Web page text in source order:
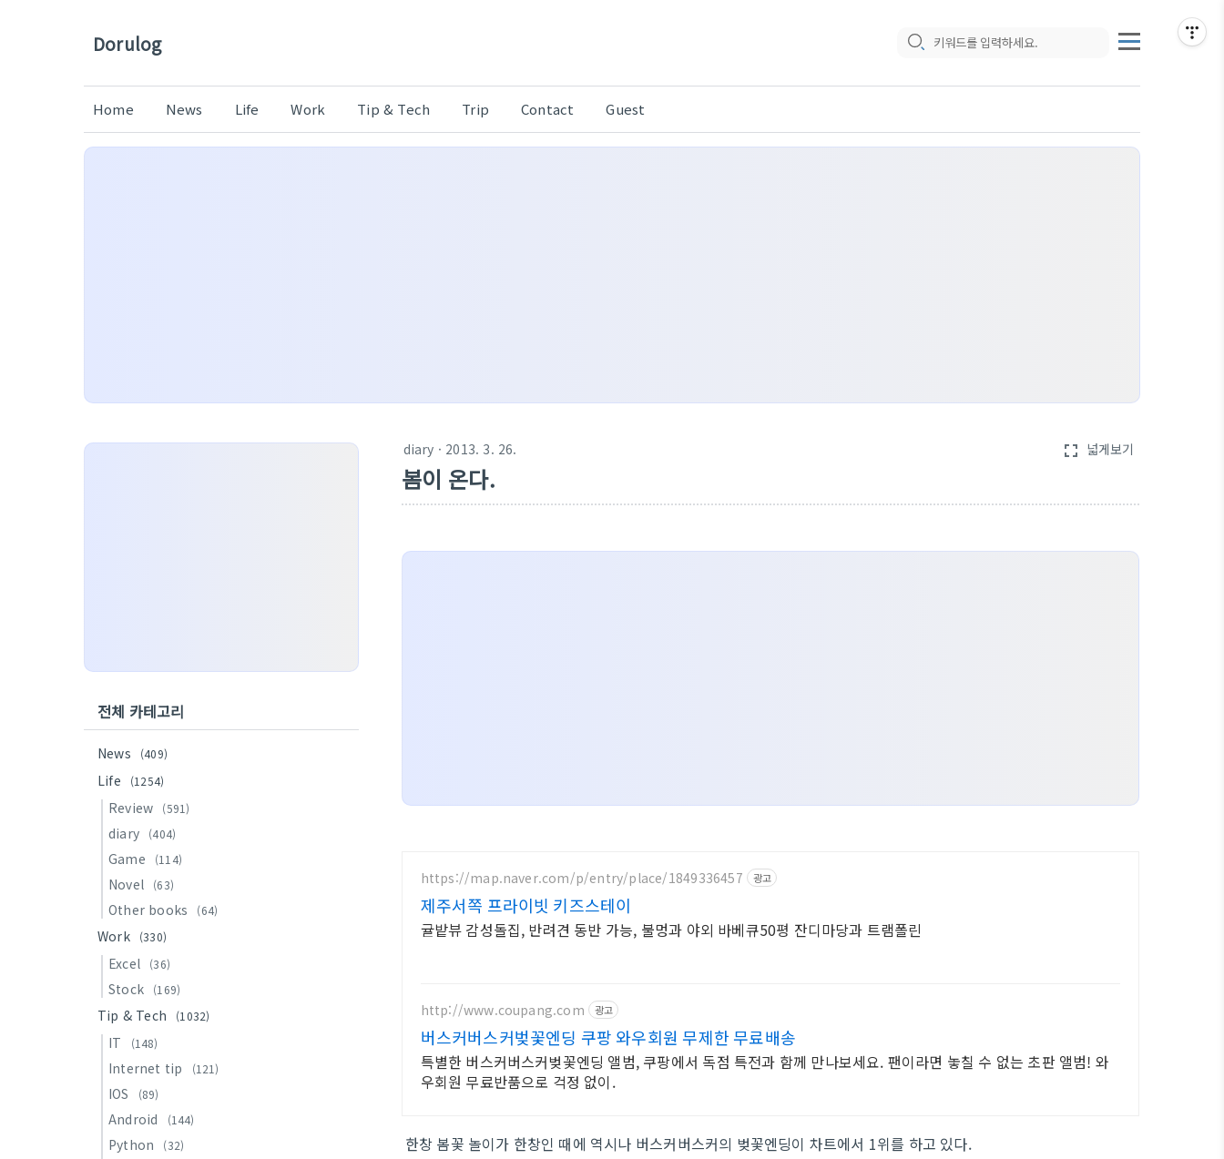
Dorulog
Home News Life Work Tip & Tech Trip Contact Guest
diary · 2013. 3. 26. fullscreen 넓게보기
봄이 온다.
https://map.naver.com/p/entry/place/1849336457 광고
제주서쪽 프라이빗 키즈스테이
귤밭뷰 감성돌집, 반려견 동반 가능, 불멍과 야외 바베큐50평 잔디마당과 트램폴린
http://www.coupang.com 광고
버스커버스커벚꽃엔딩 쿠팡 와우회원 무제한 무료배송
특별한 버스커버스커벚꽃엔딩 앨범, 쿠팡에서 독점 특전과 함께 만나보세요. 팬이라면 놓칠 수 없는 초판 앨범! 와
우회원 무료반품으로 걱정 없이.
한창 봄꽃 놀이가 한창인 때에 역시나 버스커버스커의 벚꽃엔딩이 차트에서 1위를 하고 있다.
전체 카테고리
News (409)
Life (1254)
Review (591)
diary (404)
Game (114)
Novel (63)
Other books (64)
Work (330)
Excel (36)
Stock (169)
Tip & Tech (1032)
IT (148)
Internet tip (121)
IOS (89)
Android (144)
Python (32)